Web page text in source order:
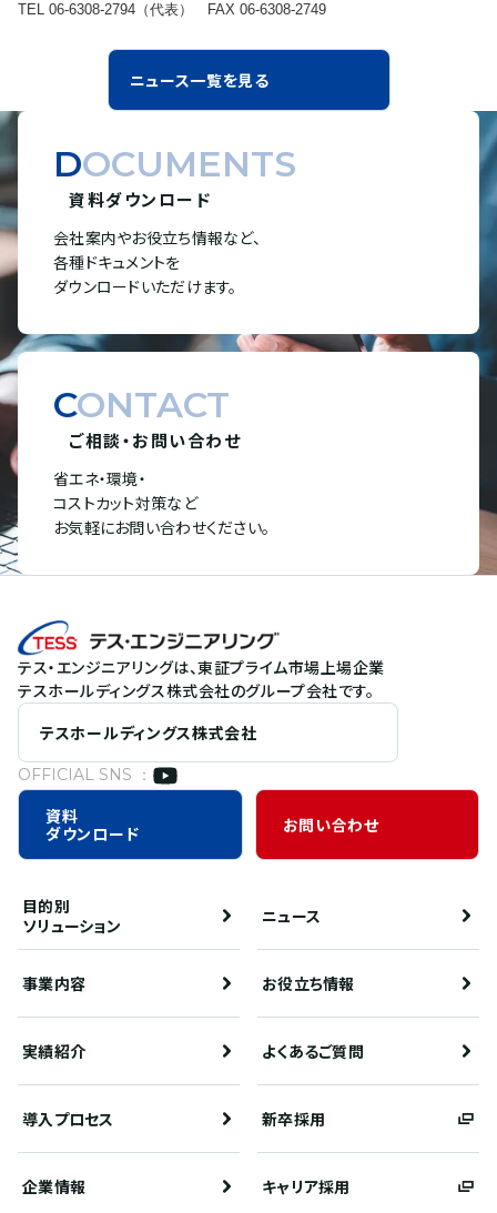
TEL 06-6308-2794（代表） FAX 06-6308-2749
ニュース一覧を見る
DOCUMENTS
資料ダウンロード
会社案内やお役立ち情報など、
各種ドキュメントを
ダウンロードいただけます。
CONTACT
ご相談・お問い合わせ
省エネ・環境・
コストカット対策など
お気軽にお問い合わせください。
テス・エンジニアリングは、東証プライム市場上場企業
テスホールディングス株式会社のグループ会社です。
テスホールディングス株式会社
OFFICIAL SNS ：
資料
ダウンロード
お問い合わせ
目的別
ソリューション
ニュース
事業内容 お役立ち情報
実績紹介 よくあるご質問
導入プロセス 新卒採用
企業情報 キャリア採用